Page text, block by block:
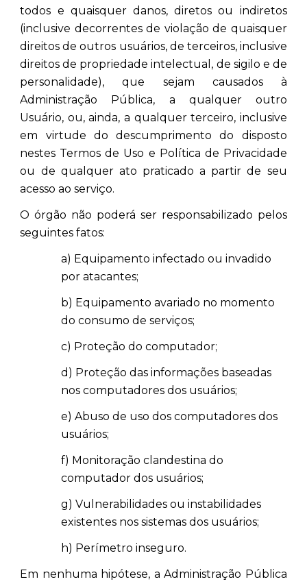
todos e quaisquer danos, diretos ou indiretos
(inclusive decorrentes de violação de quaisquer
direitos de outros usuários, de terceiros, inclusive
direitos de propriedade intelectual, de sigilo e de
personalidade), que sejam causados à
Administração Pública, a qualquer outro
Usuário, ou, ainda, a qualquer terceiro, inclusive
em virtude do descumprimento do disposto
nestes Termos de Uso e Política de Privacidade
ou de qualquer ato praticado a partir de seu
acesso ao serviço.
O órgão não poderá ser responsabilizado pelos
seguintes fatos:
a) Equipamento infectado ou invadido
por atacantes;
b) Equipamento avariado no momento
do consumo de serviços;
c) Proteção do computador;
d) Proteção das informações baseadas
nos computadores dos usuários;
e) Abuso de uso dos computadores dos
usuários;
f) Monitoração clandestina do
computador dos usuários;
g) Vulnerabilidades ou instabilidades
existentes nos sistemas dos usuários;
h) Perímetro inseguro.
Em nenhuma hipótese, a Administração Pública